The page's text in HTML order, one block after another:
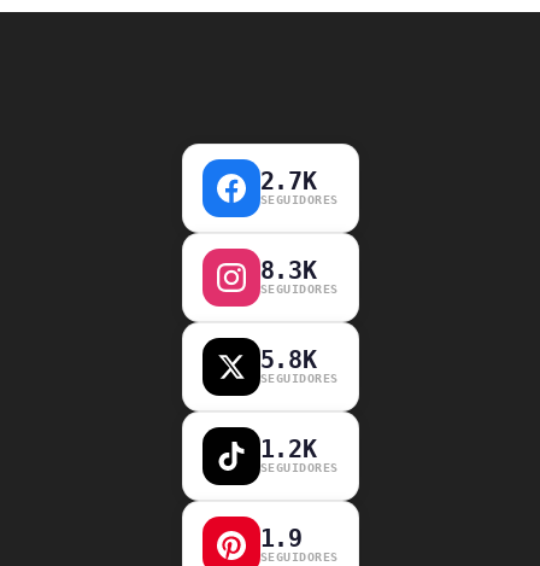
2.7K
SEGUIDORES
8.3K
SEGUIDORES
5.8K
SEGUIDORES
1.2K
SEGUIDORES
1.9
SEGUIDORES